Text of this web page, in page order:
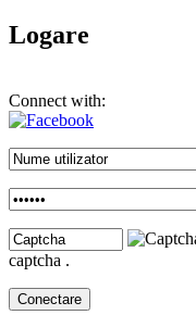
Logare
Connect with:
captcha .